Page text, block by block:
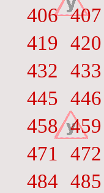
406 407
419 420
432
433
445 446
458 459
471
472
484 485